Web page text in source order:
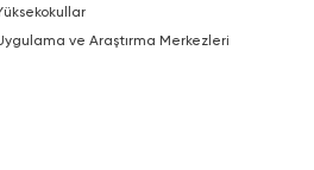
Yüksekokullar
Uygulama ve Araştırma Merkezleri